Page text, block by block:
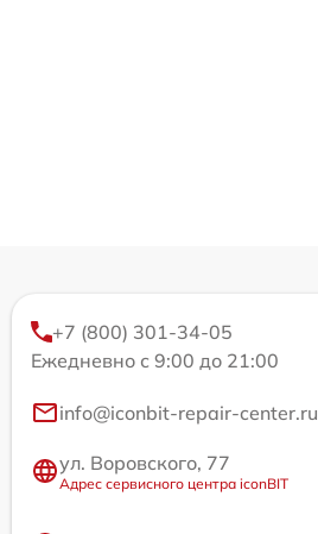
+7 (800) 301-34-05
Ежедневно с 9:00 до 21:00
info@iconbit-repair-center.ru
ул. Воровского, 77
Адрес сервисного центра iconBIT